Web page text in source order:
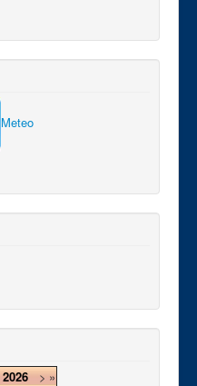
Meteo
2026 >»